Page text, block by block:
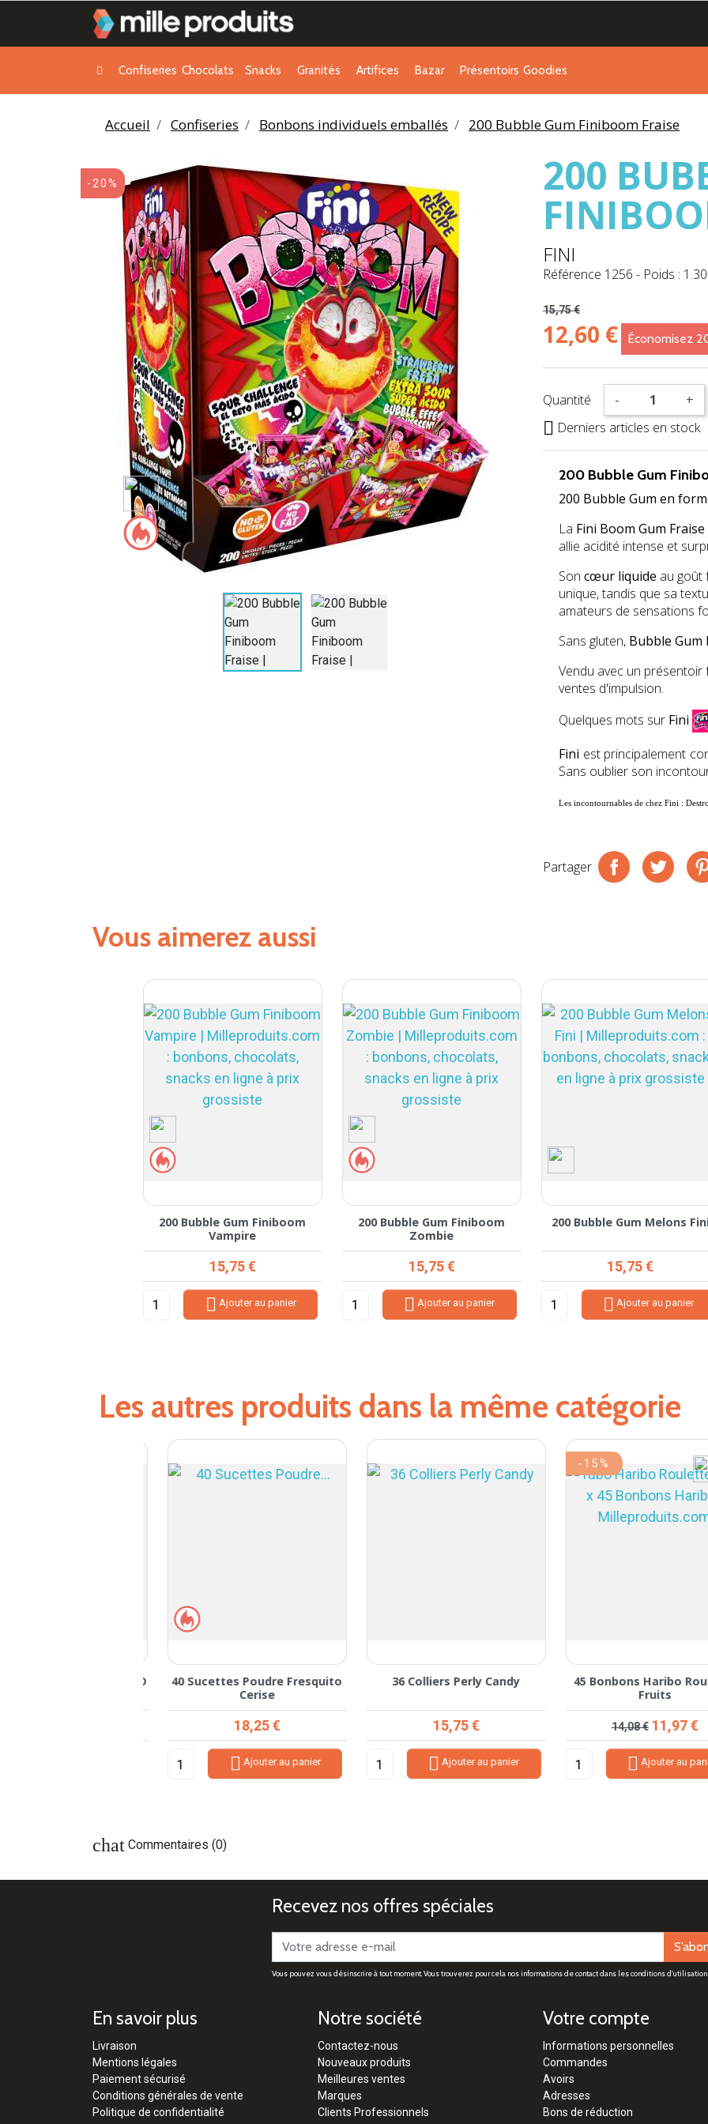
Confiseries Chocolats Snacks Granités Artifices Bazar Présentoirs Goodies
Accueil Confiseries Bonbons individuels emballés 200 Bubble Gum Finiboom Fraise
-20% 200
FINI
Référence 1256 - Poids :
15,75 €
12,60 € Économisez
Quantité - +
 Derniers articles en stock
200 Bubble Gum
200 Bubble Gum en
La Fini Boom Gum Fraise
allie acidité intense et
Son cœur liquide au goût
unique, tandis que sa
amateurs de sensations
Sans gluten, Bubble
Vendu avec un
ventes d'impulsion.
Quelques mots sur Fini
Fini est principalement
Sans oublier son
Les incontournables de chez Fini :
Partager
Vous aimerez aussi
200 Bubble Gum Finiboom
Vampire
Prix
15,75 €
 Ajouter au panier
200 Bubble Gum Finiboom
Zombie
Prix
15,75 €
 Ajouter au panier
200 Bubble Gum Melons
Prix
15,75 €
 Ajouter au panier
Les autres produits dans la même catégorie
40 Sucettes Poudre Fresquito
Cerise
18,25 €
Ajouter au panier
36 Colliers Perly Candy
15,75 €
Ajouter au panier
45 Bonbons Haribo
Fruits
Prix de base
14,08 €Prix
11,97 €
Ajouter au panier
-15%
chat Commentaires (0)
Recevez nos offres spéciales
Vous pouvez vous désinscrire à tout moment. Vous trouverez pour cela nos informations de contact dans les conditions
En savoir plus
Livraison
Mentions légales
Paiement sécurisé
Conditions générales de vente
Politique de confidentialité
Notre société
Contactez-nous
Nouveaux produits
Meilleures ventes
Marques
Clients Professionnels
Votre compte
Informations personnelles
Commandes
Avoirs
Adresses
Bons de réduction